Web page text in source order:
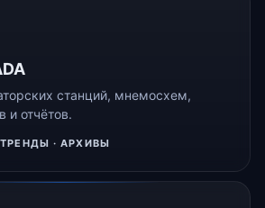
станций, мнемосхем,
и отчётов.
· АРХИВЫ